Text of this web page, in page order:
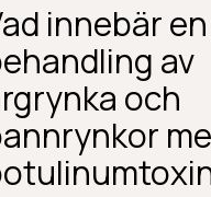
innebär en
av
och